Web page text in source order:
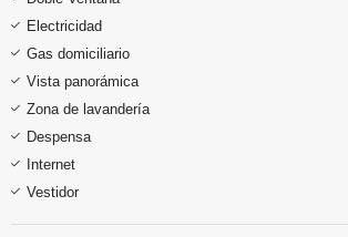
Electricidad
Gas domiciliario
Vista panorámica
Zona de lavandería
Despensa
Internet
Vestidor